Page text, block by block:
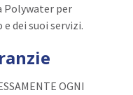
Polywater per
dei suoi servizi.
OGNI